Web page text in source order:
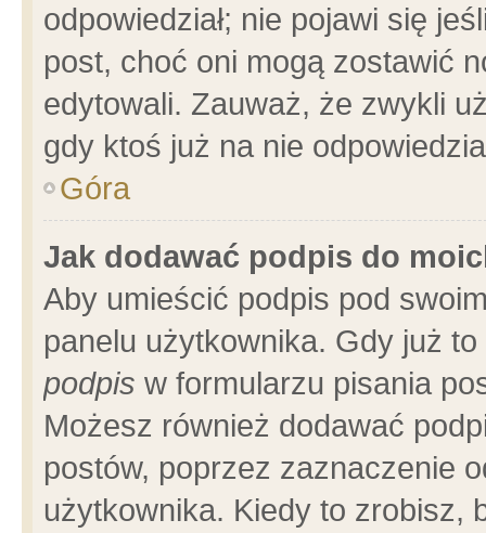
odpowiedział; nie pojawi się
post, choć oni mogą zostawić
edytowali. Zauważ, że zwykli
gdy ktoś już na nie
Góra
Jak dodawać podpis do
Aby umieścić podpis pod
panelu użytkownika. Gdy już
podpis w formularzu pisania
Możesz również dodawać
postów, poprzez zaznaczenie
użytkownika. Kiedy to zrobisz,